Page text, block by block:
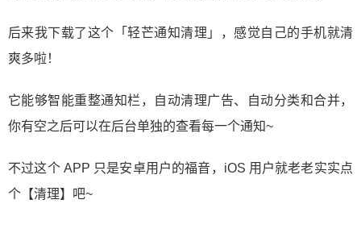
后来我下载了这个「轻芒通知清理」，感觉自己的手机就清
爽多啦！
它能够智能重整通知栏，自动清理广告、自动分类和合并，
你有空之后可以在后台单独的查看每一个通知~
不过这个 APP 只是安卓用户的福音，iOS 用户就老老实实点
个【清理】吧~